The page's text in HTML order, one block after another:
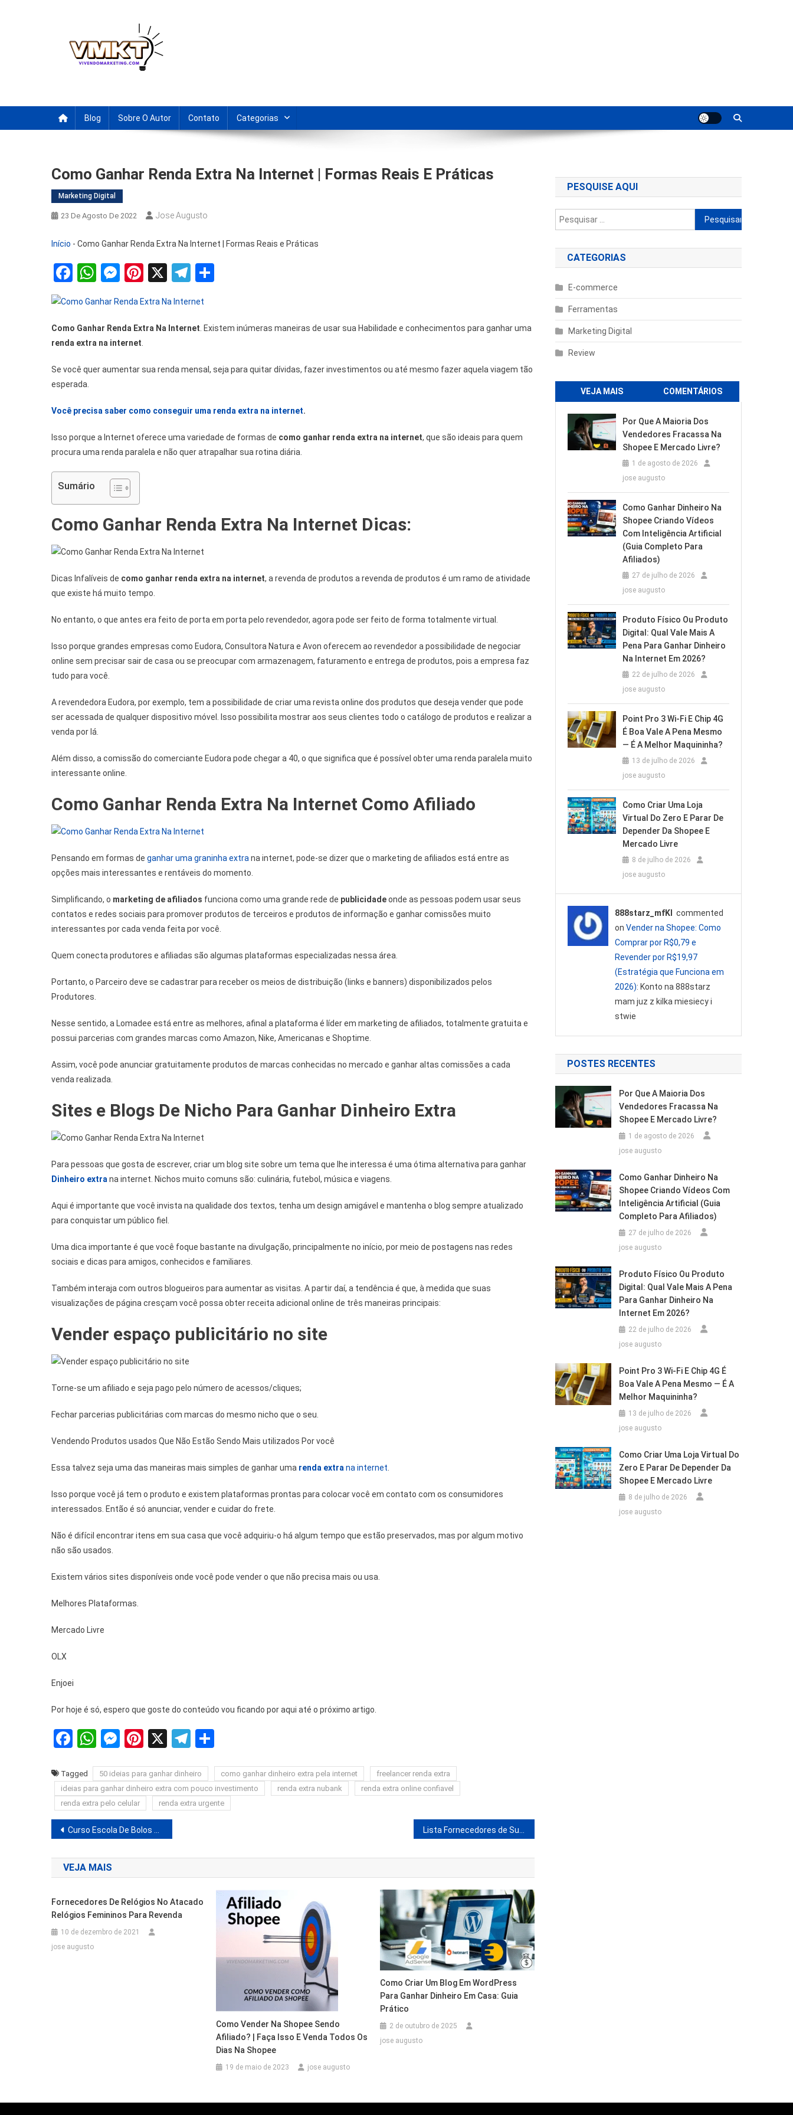
Blog Sobre O Autor Contato Categorias
Como Ganhar Renda Extra Na Internet | Formas Reais E Práticas
Marketing Digital
23 De Agosto De 2022 Jose Augusto
Início - Como Ganhar Renda Extra Na Internet | Formas Reais e Práticas
Facebook
WhatsApp
Messenger
Pinterest
X Telegram
Como Ganhar Renda Extra Na Internet . Existem inúmeras maneiras de usar sua Habilidade e conhecimentos para ganhar uma
renda extra na internet
Se você quer aumentar sua renda mensal, seja para quitar dívidas, fazer investimentos ou até mesmo fazer aquela viagem tão
esperada.
Você precisa saber como conseguir uma renda extra na internet.
Isso porque a Internet oferece uma variedade de formas de como ganhar renda extra na internet, que são ideais para quem
procura uma renda paralela e não quer atrapalhar sua rotina diária.
Sumário
Como Ganhar Renda Extra Na Internet Dicas:
Dicas Infalíveis de como ganhar renda extra na internet, a revenda de produtos a revenda de produtos é um ramo de atividade
que existe há muito tempo.
No entanto, o que antes era feito de porta em porta pelo revendedor, agora pode ser feito de forma totalmente virtual.
Isso porque grandes empresas como Eudora, Consultora Natura e Avon oferecem ao revendedor a possibilidade de negociar
online sem precisar sair de casa ou se preocupar com armazenagem, faturamento e entrega de produtos, pois a empresa faz
tudo para você.
A revendedora Eudora, por exemplo, tem a possibilidade de criar uma revista online dos produtos que deseja vender que pode
ser acessada de qualquer dispositivo móvel. Isso possibilita mostrar aos seus clientes todo o catálogo de produtos e realizar a
venda por lá.
Além disso, a comissão do comerciante Eudora pode chegar a 40, o que significa que é possível obter uma renda paralela muito
interessante online.
Como Ganhar Renda Extra Na Internet Como Afiliado
Pensando em formas de ganhar uma graninha extra na internet, pode-se dizer que o marketing de afiliados está entre as
opções mais interessantes e rentáveis ​​do momento.
Simplificando, o marketing de afiliados funciona como uma grande rede de publicidadeonde as pessoas podem usar seus
contatos e redes sociais para promover produtos de terceiros e produtos de informação e ganhar comissões muito
interessantes por cada venda feita por você.
Quem conecta produtores e afiliadas são algumas plataformas especializadas nessa área.
Portanto, o Parceiro deve se cadastrar para receber os meios de distribuição (links e banners) disponibilizados pelos
Produtores.
Nesse sentido, a Lomadee está entre as melhores, afinal a plataforma é líder em marketing de afiliados, totalmente gratuita e
possui parcerias com grandes marcas como Amazon, Nike, Americanas e Shoptime.
Assim, você pode anunciar gratuitamente produtos de marcas conhecidas no mercado e ganhar altas comissões a cada
venda realizada.
Sites e Blogs De Nicho Para Ganhar Dinheiro Extra
Para pessoas que gosta de escrever, criar um blog site sobre um tema que lhe interessa é uma ótima alternativa para ganhar
Dinheiro extra na internet. Nichos muito comuns são: culinária, futebol, música e viagens.
Aqui é importante que você invista na qualidade dos textos, tenha um design amigável e mantenha o blog sempre atualizado
para conquistar um público fiel.
Uma dica importante é que você foque bastante na divulgação, principalmente no início, por meio de postagens nas redes
sociais e dicas para amigos, conhecidos e familiares.
Também interaja com outros blogueiros para aumentar as visitas. A partir daí, a tendência é que, à medida que suas
visualizações de página cresçam você possa obter receita adicional online de três maneiras principais:
Vender espaço publicitário no site
Torne-se um afiliado e seja pago pelo número de acessos/cliques;
Fechar parcerias publicitárias com marcas do mesmo nicho que o seu.
Vendendo Produtos usados Que Não Estão Sendo Mais utilizados Por você
Essa talvez seja uma das maneiras mais simples de ganhar uma renda extra na internet
Isso porque você já tem o produto e existem plataformas prontas para colocar você em contato com os consumidores
interessados. Então é só anunciar, vender e cuidar do frete.
Não é difícil encontrar itens em sua casa que você adquiriu-o há algum tempo que estão preservados, mas por algum motivo
não são usados.
Existem vários sites disponíveis onde você pode vender o que não precisa mais ou usa.
Melhores Plataformas.
Mercado Livre
OLX
Enjoei
Por hoje é só, espero que goste do conteúdo vou ficando por aqui até o próximo artigo.
Facebook
WhatsApp
Messenger
Pinterest
X Telegram
Tagged 50 ideias para ganhar dinheiro como ganhar dinheiro extra pela internet
freelancer renda extra
ideias para ganhar dinheiro extra com pouco investimento
renda extra nubank
renda extra online confiavel
renda extra pelo celular
renda extra urgente
Navegação
de
Post
Curso Escola De Bolos BY Marrara 3.0 É Bom Mesmo?
VEJA MAIS
Fornecedores De Relógios No Atacado
Relógios Femininos Para Revenda
10 de dezembro de 2021
jose augusto
Como Vender Na Shopee Sendo
Afiliado? | Faça Isso E Venda Todos Os
Dias Na Shopee
19 de maio de 2023 jose augusto
Como Criar Um Blog Em WordPress
Para Ganhar Dinheiro Em Casa: Guia
Prático
2 de outubro de 2025
jose augusto
PESQUISE AQUI
Pesquisar
por:
CATEGORIAS
E-commerce
Ferramentas
Marketing Digital
Review
VEJA MAIS COMENTÁRIOS
Por Que A Maioria Dos
Vendedores Fracassa Na
Shopee E Mercado Livre?
1 de agosto de 2026
jose augusto
Como Ganhar Dinheiro Na
Shopee Criando Vídeos
Com Inteligência Artificial
(Guia Completo Para
Afiliados)
27 de julho de 2026
jose augusto
Produto Físico Ou Produto
Digital: Qual Vale Mais A
Pena Para Ganhar Dinheiro
Na Internet Em 2026?
22 de julho de 2026
jose augusto
Point Pro 3 Wi‑Fi E Chip 4G
É Boa Vale A Pena Mesmo
— É A Melhor Maquininha?
13 de julho de 2026
jose augusto
Como Criar Uma Loja
Virtual Do Zero E Parar De
Depender Da Shopee E
Mercado Livre
8 de julho de 2026
jose augusto
888starz_mfKl
commented
on Vender na Shopee: Como
Comprar por R$0,79 e
Revender por R$19,97
(Estratégia que Funciona em
2026): Konto na 888starz
mam juz z kilka miesiecy i
stwie
POSTES RECENTES
Por Que A Maioria Dos
Vendedores Fracassa Na
Shopee E Mercado Livre?
1 de agosto de 2026
jose augusto
Como Ganhar Dinheiro Na
Shopee Criando Vídeos Com
Inteligência Artificial (Guia
Completo Para Afiliados)
27 de julho de 2026
jose augusto
Produto Físico Ou Produto
Digital: Qual Vale Mais A Pena
Para Ganhar Dinheiro Na
Internet Em 2026?
22 de julho de 2026
jose augusto
Point Pro 3 Wi‑Fi E Chip 4G É
Boa Vale A Pena Mesmo — É A
Melhor Maquininha?
13 de julho de 2026
jose augusto
Como Criar Uma Loja Virtual Do
Zero E Parar De Depender Da
Shopee E Mercado Livre
8 de julho de 2026
jose augusto